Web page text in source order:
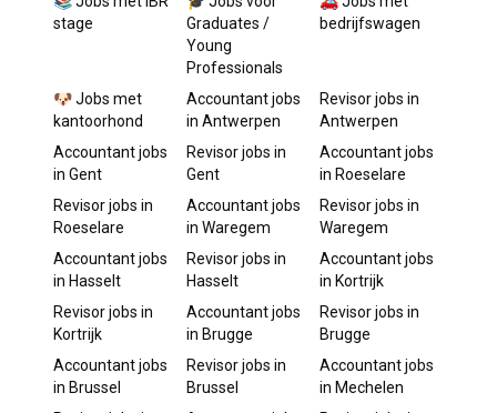
stage
Graduates /
Young
Professionals
bedrijfswagen
🐶 Jobs met
kantoorhond
Accountantjobs
in Antwerpen
Revisorjobs in
Antwerpen
Accountantjobs
in Gent
Revisorjobs in
Gent
Accountantjobs
in Roeselare
Revisorjobs in
Roeselare
Accountantjobs
in Waregem
Revisorjobs in
Waregem
Accountantjobs
in Hasselt
Revisorjobs in
Hasselt
Accountantjobs
in Kortrijk
Revisorjobs in
Kortrijk
Accountantjobs
in Brugge
Revisorjobs in
Brugge
Accountantjobs
in Brussel
Revisorjobs in
Brussel
Accountantjobs
in Mechelen